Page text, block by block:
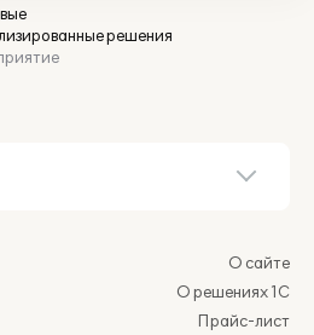
решения
О сайте
О решениях 1С
Прайс-лист